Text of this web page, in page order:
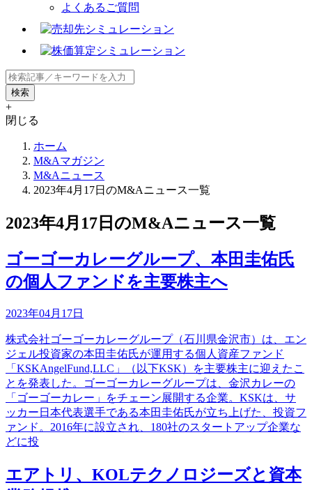
よくあるご質問
+
閉じる
ホーム
M&Aマガジン
M&Aニュース
2023年4月17日のM&Aニュース一覧
2023年4月17日のM&Aニュース一覧
ゴーゴーカレーグループ、本田圭佑氏
の個人ファンドを主要株主へ
2023年04月17日
株式会社ゴーゴーカレーグループ（石川県金沢市）は、エン
ジェル投資家の本田圭佑氏が運用する個人資産ファンド
「KSKAngelFund,LLC」（以下KSK）を主要株主に迎えたこ
とを発表した。ゴーゴーカレーグループは、金沢カレーの
「ゴーゴーカレー」をチェーン展開する企業。KSKは、サ
ッカー日本代表選手である本田圭佑氏が立ち上げた、投資フ
ァンド。2016年に設立され、180社のスタートアップ企業な
どに投
エアトリ、KOLテクノロジーズと資本